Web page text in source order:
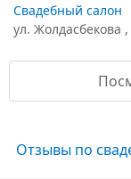
Свадебный салон
ул. Жолдасбекова
Отзывы по